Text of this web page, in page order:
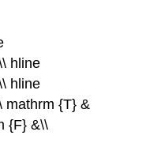
hline
hline
mathrm {T} &
{F} &\\